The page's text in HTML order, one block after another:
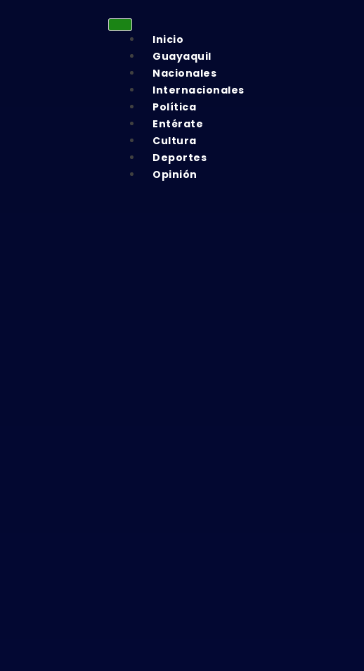
Inicio
Guayaquil
Nacionales
Internacionales
Política
Entérate
Cultura
Deportes
Opinión